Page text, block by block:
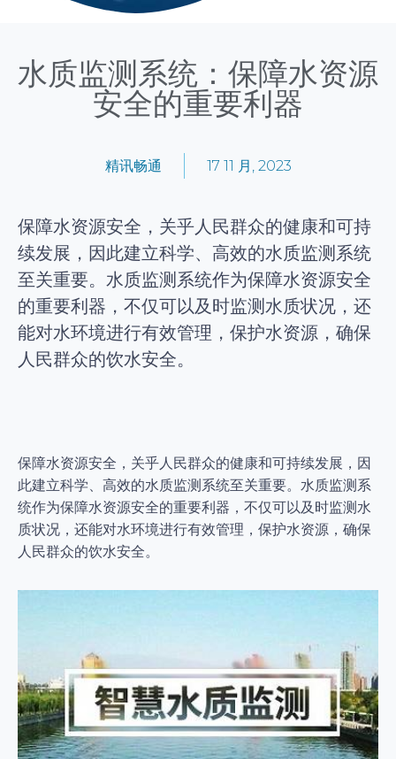
水质监测系统：保障水资源
安全的重要利器
精讯畅通 17 11 月, 2023
保障水资源安全，关乎人民群众的健康和可持
续发展，因此建立科学、高效的水质监测系统
至关重要。水质监测系统作为保障水资源安全
的重要利器，不仅可以及时监测水质状况，还
能对水环境进行有效管理，保护水资源，确保
人民群众的饮水安全。
保障水资源安全，关乎人民群众的健康和可持续发展，因
此建立科学、高效的水质监测系统至关重要。水质监测系
统作为保障水资源安全的重要利器，不仅可以及时监测水
质状况，还能对水环境进行有效管理，保护水资源，确保
人民群众的饮水安全。